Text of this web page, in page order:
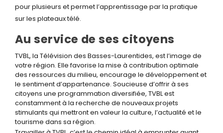
pour plusieurs et permet l’apprentissage par la pratique
sur les plateaux télé.
Au service de ses citoyens
TVBL, la Télévision des Basses-Laurentides, est l’image de
votre région. Elle favorise la mise à contribution optimale
des ressources du milieu, encourage le développement et
le sentiment d’appartenance. Soucieuse d’offrir à ses
citoyens une programmation diversifiée, TVBL est
constamment à la recherche de nouveaux projets
stimulants qui mettront en valeur la culture, l’actualité et le
tourisme dans sa région.